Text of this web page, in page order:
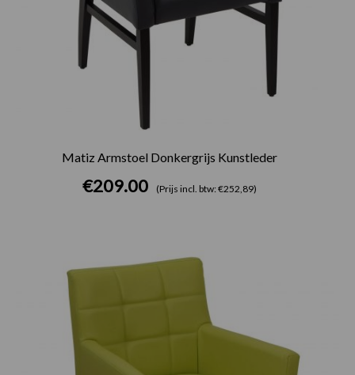
Matiz Armstoel Donkergrijs Kunstleder
€209.00 (Prijs incl. btw: €252,89)